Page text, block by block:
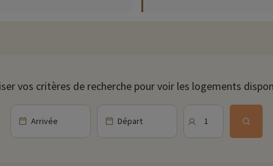
où vous retrouvez une carte de cocktails, des plats à emporter
vos critères de recherche pour voir les logements
Arrivée Départ 1